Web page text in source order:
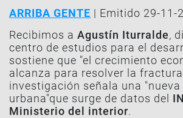
ARRIBA GENTE | Emitido 29-11-
Recibimos a Agustín Iturralde,
centro de estudios para el
sostiene que "el crecimiento
alcanza para resolver la fractura
investigación señala una "
urbana"que surge de datos del
Ministerio del interior.